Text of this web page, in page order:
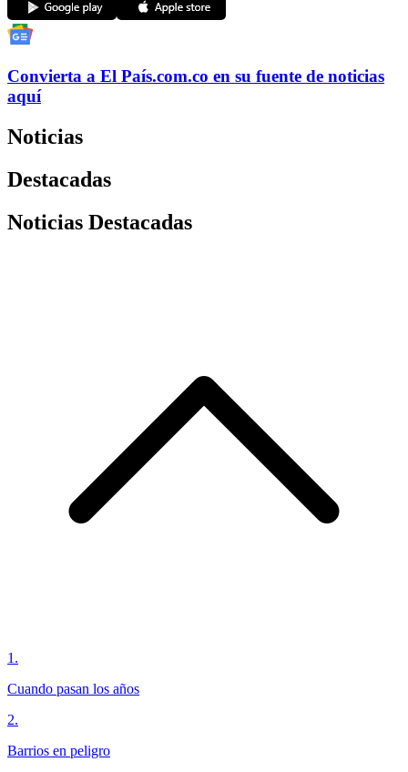
Convierta a El País.com.co en su fuente de noticias
aquí
Noticias
Destacadas
Noticias Destacadas
1 .
Cuando pasan los años
2.
Barrios en peligro